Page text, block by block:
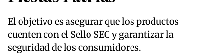
El objetivo es asegurar que los productos
cuenten con el Sello SEC y garantizar la
seguridad de los consumidores.